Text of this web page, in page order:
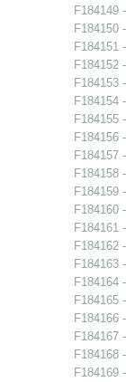
F184149
F184150
F184151
F184152
F184153
F184154
F184155
F184156
F184157
F184158
F184159
F184160
F184161
F184162
F184163
F184164
F184165
F184166
F184167
F184168
F184169